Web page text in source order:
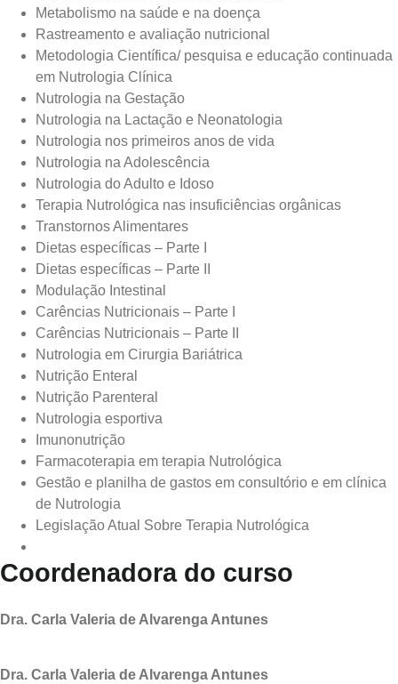
Metabolismo na saúde e na doença
Rastreamento e avaliação nutricional
Metodologia Científica/ pesquisa e educação continuada
em Nutrologia Clínica
Nutrologia na Gestação
Nutrologia na Lactação e Neonatologia
Nutrologia nos primeiros anos de vida
Nutrologia na Adolescência
Nutrologia do Adulto e Idoso
Terapia Nutrológica nas insuficiências orgânicas
Transtornos Alimentares
Dietas específicas – Parte I
Dietas específicas – Parte II
Modulação Intestinal
Carências Nutricionais – Parte I
Carências Nutricionais – Parte II
Nutrologia em Cirurgia Bariátrica
Nutrição Enteral
Nutrição Parenteral
Nutrologia esportiva
Imunonutrição
Farmacoterapia em terapia Nutrológica
Gestão e planilha de gastos em consultório e em clínica
de Nutrologia
Legislação Atual Sobre Terapia Nutrológica
Coordenadora do curso
Dra. Carla Valeria de Alvarenga Antunes
Dra. Carla Valeria de Alvarenga Antunes